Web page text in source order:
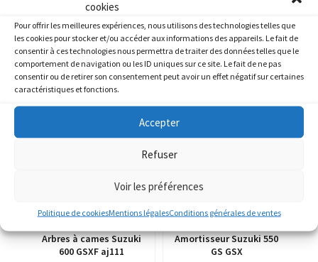
cookies
Pour offrir les meilleures expériences, nous utilisons des technologies telles que
les cookies pour stocker et/ou accéder aux informations des appareils. Le fait de
consentir à ces technologies nous permettra de traiter des données telles que le
comportement de navigation ou les ID uniques sur ce site. Le fait de ne pas
consentir ou de retirer son consentement peut avoir un effet négatif sur certaines
caractéristiques et fonctions.
Accepter
Refuser
Voir les préférences
Politique de cookiesMentions légalesConditions générales de ventes
PRODUITS SIMILAIRES
Arbres à cames Suzuki
600 GSXF aj111
Amortisseur Suzuki 550
GS GSX